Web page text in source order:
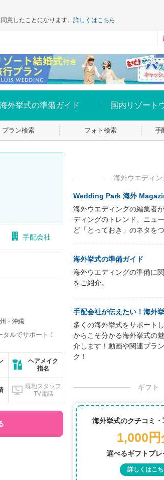
意したことになります。 詳しくはこちら
海外挙式の準備ガイド 国内リゾート
プラン検索 フォト検索 手
手配会社
・沖縄
ルでサポート！
ヘアメイク
指名
現地スタッフ
TV電話
海外ウエディン
Wedding Park 海外
海外ウエディングの編集者
ディングのトレンド、ニュ
ど「とっておき」のネタを
海外挙式の準備ガイド
海外ウエディングの準備に
をご紹介。
手配会社が伝えたい！海外
多くの海外挙式をサポート
からこそ分かる海外挙式の
介します！動画や関連プラ
ク！
ギフト
海外挙式のクチコミ
1,000円
選べるギフトプレ
詳しくはこ